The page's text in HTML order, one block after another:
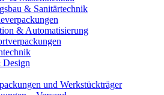
& Sanitärtechnik
& Automatisierung
und Werkstückträger